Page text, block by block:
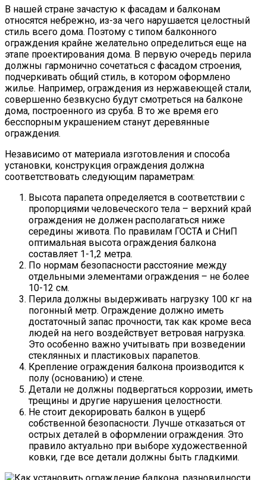
В нашей стране зачастую к фасадам и балконам
относятся небрежно, из-за чего нарушается целостный
стиль всего дома. Поэтому с типом балконного
ограждения крайне желательно определиться еще на
этапе проектирования дома. В первую очередь перила
должны гармонично сочетаться с фасадом строения,
подчеркивать общий стиль, в котором оформлено
жилье. Например, ограждения из нержавеющей стали,
совершенно безвкусно будут смотреться на балконе
дома, построенного из сруба. В то же время его
бесспорным украшением станут деревянные
ограждения.
Независимо от материала изготовления и способа
установки, конструкция ограждения должна
соответствовать следующим параметрам:
Высота парапета определяется в соответствии с
пропорциями человеческого тела – верхний край
ограждения не должен располагаться ниже
середины живота. По правилам ГОСТА и СНиП
оптимальная высота ограждения балкона
составляет 1-1,2 метра.
По нормам безопасности расстояние между
отдельными элементами ограждения – не более
10-12 см.
Перила должны выдерживать нагрузку 100 кг на
погонный метр. Ограждение должно иметь
достаточный запас прочности, так как кроме веса
людей на него воздействует ветровая нагрузка.
Это особенно важно учитывать при возведении
стеклянных и пластиковых парапетов.
Крепление ограждения балкона производится к
полу (основанию) и стене.
Детали не должны подвергаться коррозии, иметь
трещины и другие нарушения целостности.
Не стоит декорировать балкон в ущерб
собственной безопасности. Лучше отказаться от
острых деталей в оформлении ограждения. Это
правило актуально при выборе художественной
ковки, где все детали должны быть гладкими.